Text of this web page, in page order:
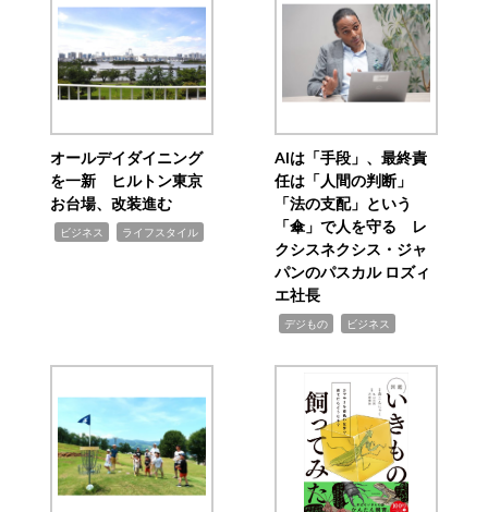
オールデイダイニング
を一新 ヒルトン東京
お台場、改装進む
ビジネス ライフスタイル
AIは「手段」、最終責
任は「人間の判断」
「法の支配」という
「傘」で人を守る レ
クシスネクシス・ジャ
パンのパスカル ロズィ
エ社長
デジもの ビジネス